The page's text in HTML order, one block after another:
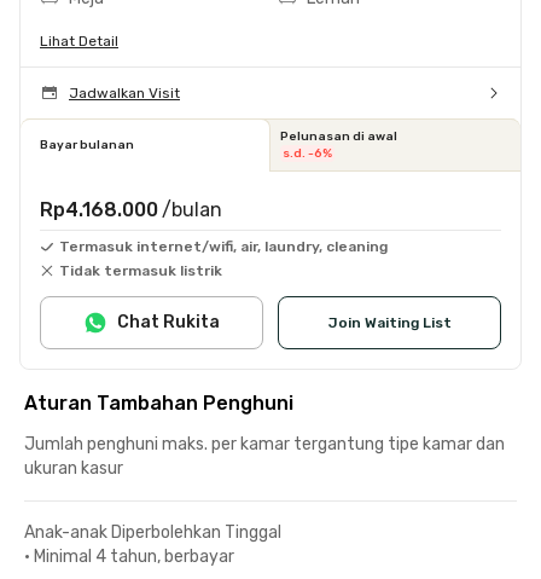
Lihat Detail
Jadwalkan Visit
Bayar bulanan
Pelunasan di awal
s.d. -6%
Rp4.168.000 /bulan
Termasuk internet/wifi, air, laundry, cleaning
Tidak termasuk listrik
Join Waiting List
Chat Rukita
Aturan Tambahan Penghuni
Jumlah penghuni maks. per kamar tergantung tipe kamar dan
ukuran kasur
Anak-anak Diperbolehkan Tinggal
• Minimal 4 tahun, berbayar